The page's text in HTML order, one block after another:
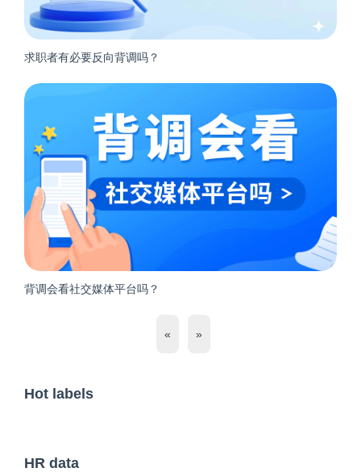
求职者有必要反向背调吗？
背调会看社交媒体平台吗？
« »
Hot labels
HR data